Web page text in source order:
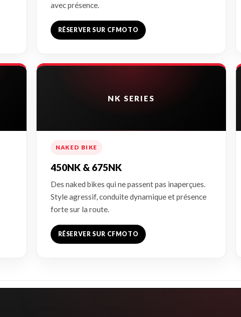
avec présence.
RÉSERVER SUR CFMOTO
NK SERIES
NAKED BIKE
450NK & 675NK
Des naked bikes qui ne passent pas inaperçues.
Style agressif, conduite dynamique et présence
forte sur la route.
RÉSERVER SUR CFMOTO